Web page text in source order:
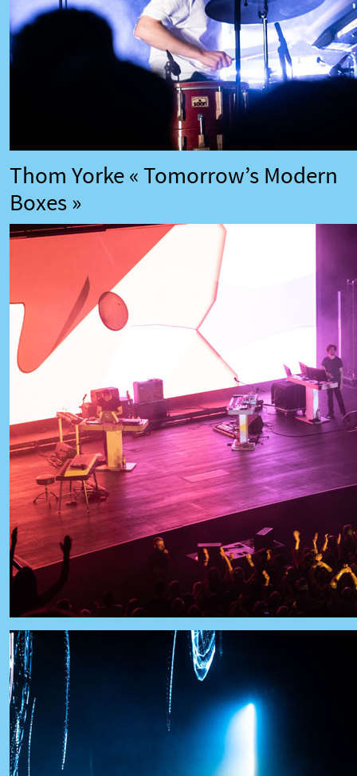
Thom Yorke « Tomorrow’s Modern
Boxes »